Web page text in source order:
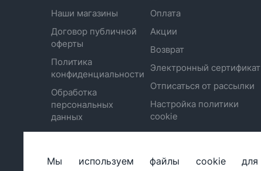
Наши магазины
Договор публичной
оферты
Политика
конфиденциальности
Обработка
персональных
данных
Оплата
Акции
Возврат
Электронный сертификат
Отписаться от рассылки
Настройка политики
cookie
ООО «БИГ СТАР», УНП 490986593
Мы используем файлы cookie для